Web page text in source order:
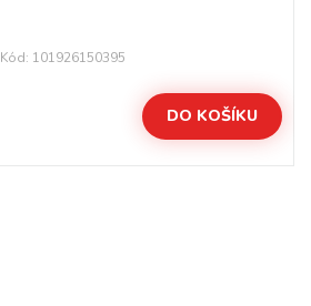
Kód: 101926150395
DO KOŠÍKU